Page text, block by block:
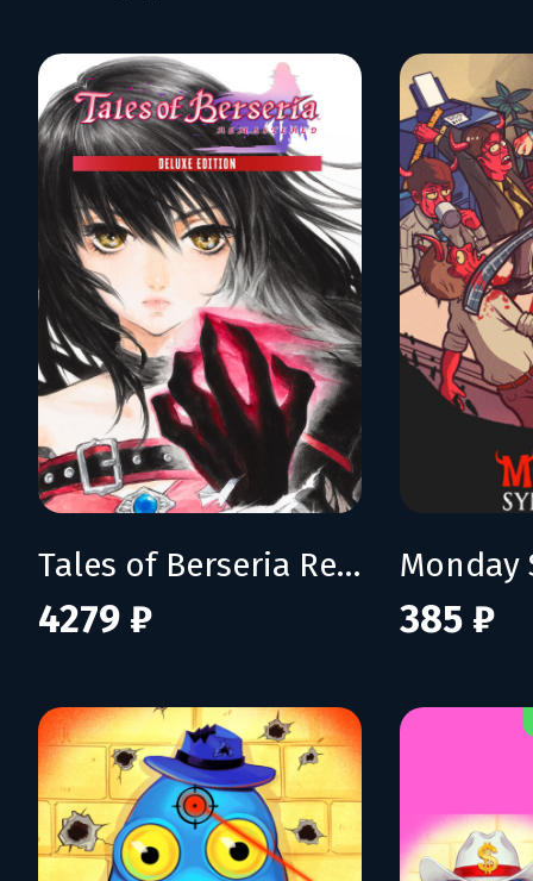
Tales of Berseria Remastered: Deluxe Edition
4279 ₽
Monday
385 ₽